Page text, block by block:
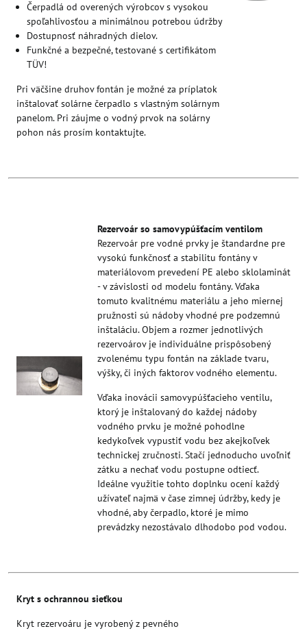
Čerpadlá od overených výrobcov s vysokou
spoľahlivosťou a minimálnou potrebou údržby
Dostupnosť náhradných dielov.
Funkčné a bezpečné, testované s certifikátom
TÜV!
Pri väčšine druhov fontán je možné za príplatok
inštalovať solárne čerpadlo s vlastným solárnym
panelom. Pri záujme o vodný prvok na solárny
pohon nás prosím kontaktujte.
Rezervoár so samovypúšťacím ventilom
Rezervoár pre vodné prvky je štandardne pre
vysokú funkčnosť a stabilitu fontány v
materiálovom prevedení PE alebo sklolaminát
- v závislosti od modelu fontány. Vďaka
tomuto kvalitnému materiálu a jeho miernej
pružnosti sú nádoby vhodné pre podzemnú
inštaláciu. Objem a rozmer jednotlivých
rezervoárov je individuálne prispôsobený
zvolenému typu fontán na základe tvaru,
výšky, či iných faktorov vodného elementu.
Vďaka inovácii samovypúšťacieho ventilu,
ktorý je inštalovaný do každej nádoby
vodného prvku je možné pohodlne
kedykoľvek vypustiť vodu bez akejkoľvek
technickej zručnosti. Stačí jednoducho uvoľniť
zátku a nechať vodu postupne odtiecť.
Ideálne využitie tohto doplnku ocení každý
užívateľ najmä v čase zimnej údržby, kedy je
vhodné, aby čerpadlo, ktoré je mimo
prevádzky nezostávalo dlhodobo pod vodou.
Kryt s ochrannou sieťkou
Kryt rezervoáru je vyrobený z pevného